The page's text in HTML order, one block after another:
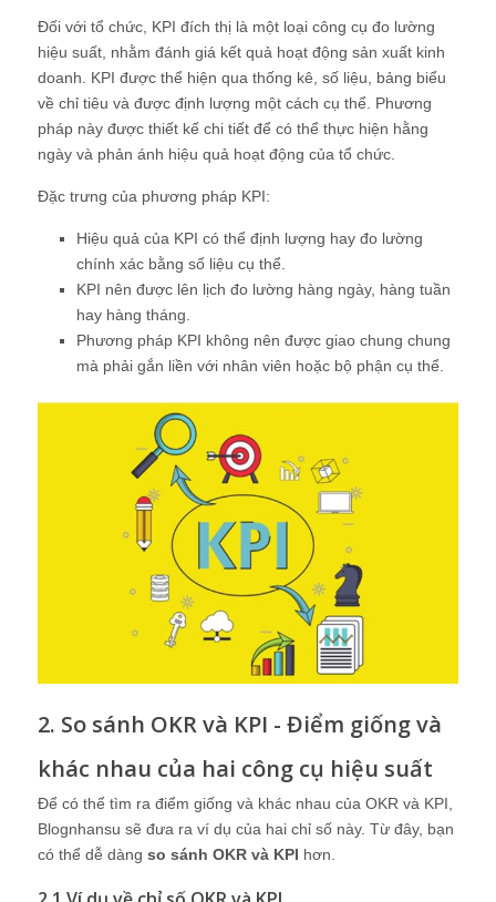
Đối với tổ chức, KPI đích thị là một loại công cụ đo lường
hiệu suất, nhằm đánh giá kết quả hoạt động sản xuất kinh
doanh. KPI được thể hiện qua thống kê, số liệu, bảng biểu
về chỉ tiêu và được định lượng một cách cụ thể. Phương
pháp này được thiết kế chi tiết để có thể thực hiện hằng
ngày và phản ánh hiệu quả hoạt động của tổ chức.
Đặc trưng của phương pháp KPI:
Hiệu quả của KPI có thể định lượng hay đo lường
chính xác bằng số liệu cụ thể.
KPI nên được lên lịch đo lường hàng ngày, hàng tuần
hay hàng tháng.
Phương pháp KPI không nên được giao chung chung
mà phải gắn liền với nhân viên hoặc bộ phận cụ thể.
2. So sánh OKR và KPI - Điểm giống và
khác nhau của hai công cụ hiệu suất
Để có thể tìm ra điểm giống và khác nhau của OKR và KPI,
Blognhansu sẽ đưa ra ví dụ của hai chỉ số này. Từ đây, bạn
có thể dễ dàng so sánh OKR và KPI hơn.